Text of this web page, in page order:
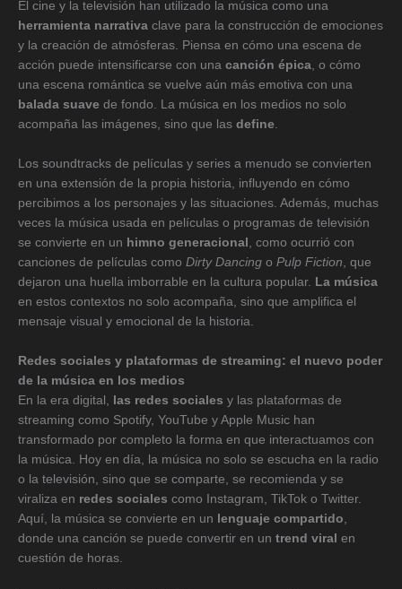
El cine y la televisión han utilizado la música como una
herramienta narrativa clave para la construcción de emociones
y la creación de atmósferas. Piensa en cómo una escena de
acción puede intensificarse con una canción épica , o cómo
una escena romántica se vuelve aún más emotiva con una
balada suave de fondo. La música en los medios no solo
acompaña las imágenes, sino que las define
Los soundtracks de películas y series a menudo se convierten
en una extensión de la propia historia, influyendo en cómo
percibimos a los personajes y las situaciones. Además, muchas
veces la música usada en películas o programas de televisión
se convierte en un himno generacional
, como ocurrió con
canciones de películas como Dirty Dancing o Pulp Fiction , que
dejaron una huella imborrable en la cultura popular.
La música
en estos contextos no solo acompaña, sino que amplifica el
mensaje visual y emocional de la historia.
Redes sociales y plataformas de streaming: el nuevo poder
de la música en los medios
En la era digital, las redes sociales y las plataformas de
streaming como Spotify, YouTube y Apple Music han
transformado por completo la forma en que interactuamos con
la música. Hoy en día, la música no solo se escucha en la radio
o la televisión, sino que se comparte, se recomienda y se
viraliza en redes sociales como Instagram, TikTok o Twitter.
Aquí, la música se convierte en un lenguaje compartido
donde una canción se puede convertir en un trend viral en
cuestión de horas.